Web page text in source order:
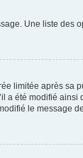
Une liste des
limitée après sa
a été modifié ainsi
le message